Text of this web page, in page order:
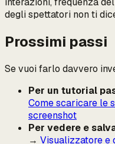
degli spettatori non ti
Prossimi passi
Se vuoi farlo davvero
Per un tutorial
Come scaricare le
screenshot
Per vedere e
→ Visualizzatore e